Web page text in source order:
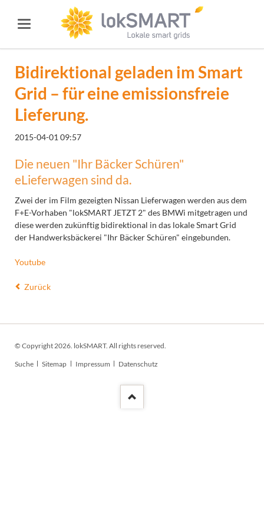
Bidirektional geladen im Smart
Grid – für eine emissionsfreie
Lieferung.
2015-04-01 09:57
Die neuen "Ihr Bäcker Schüren"
eLieferwagen sind da.
Zwei der im Film gezeigten Nissan Lieferwagen werden aus dem
F+E-Vorhaben "lokSMART JETZT 2" des BMWi mitgetragen und
diese werden zukünftig bidirektional in das lokale Smart Grid
der Handwerksbäckerei "Ihr Bäcker Schüren" eingebunden.
Youtube
Zurück
© Copyright 2026. lokSMART. All rights reserved.
Navigation
Suche Sitemap Impressum Datenschutz